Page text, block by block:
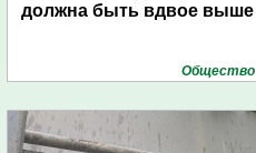
должна быть вдвое выше
Общество